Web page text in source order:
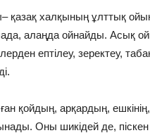
қазақ халқының ұлттық
алаңда ойнайды. Асық
ептілеу, зеректеу,
қойдың, арқардың, ешкінің,
Оны шикідей де,